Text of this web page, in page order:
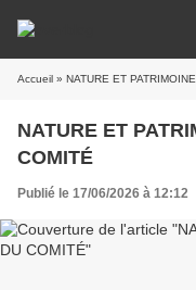
Accueil » NATURE ET
NATURE ET
COMITÉ
Publié le 17/06/2026 à 12:12